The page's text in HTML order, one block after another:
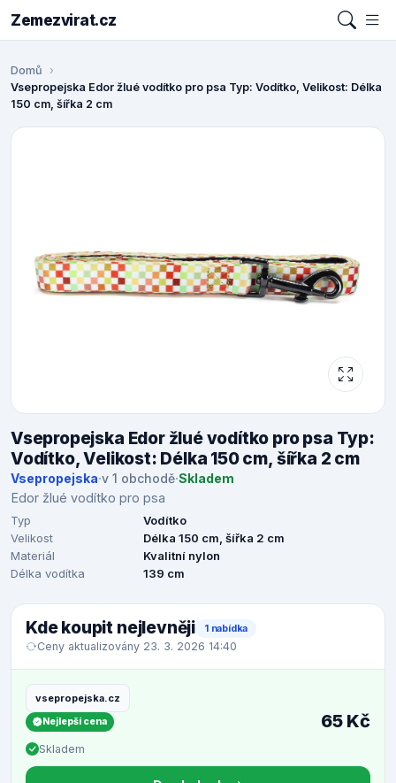
Zemezvirat.cz
Domů
Vsepropejska Edor žlué vodítko pro psa Typ: Vodítko, Velikost: Délka
150 cm, šířka 2 cm
Vsepropejska Edor žlué vodítko pro psa Typ:
Vodítko, Velikost: Délka 150 cm, šířka 2 cm
Vsepropejska·v 1 obchodě·Skladem
Edor žlué vodítko pro psa
Typ
Vodítko
Velikost
Délka 150 cm, šířka 2 cm
Materiál
Kvalitní nylon
Délka vodítka
139 cm
Kde koupit nejlevněji 1 nabídka
Ceny aktualizovány 23. 3. 2026 14:40
vsepropejska.cz
Nejlepší cena
Skladem
65 Kč